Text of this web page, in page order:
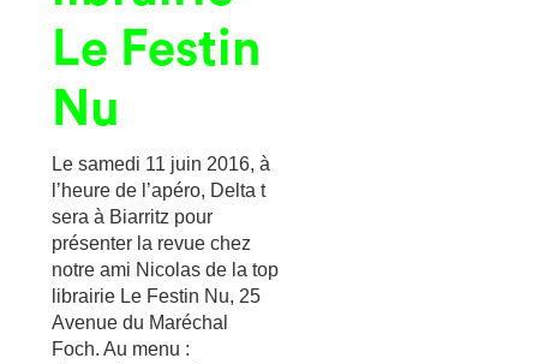
Le Festin
Nu
Le samedi 11 juin 2016, à
l’heure de l’apéro, Delta t
sera à Biarritz pour
présenter la revue chez
notre ami Nicolas de la top
librairie Le Festin Nu, 25
Avenue du Maréchal
Foch. Au menu :